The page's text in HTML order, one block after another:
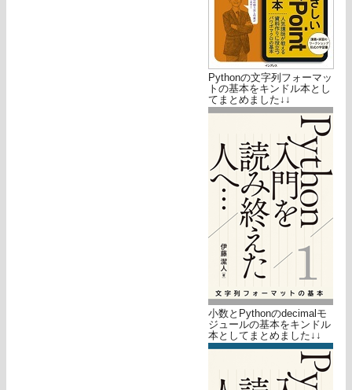
Pythonの文字列フォーマッ
トの基本をキンドル本とし
てまとめました↓↓
小数とPythonのdecimalモ
ジュールの基本をキンドル
本としてまとめました↓↓